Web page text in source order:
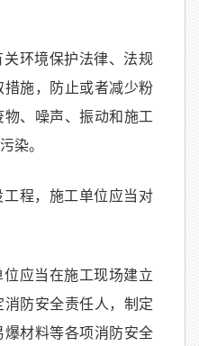
环境保护法律、法规
施，防止或者减少粉
、噪声、振动和施工
染。
程，施工单位应当对
应当在施工现场建立
防安全责任人，制定
材料等各项消防安全